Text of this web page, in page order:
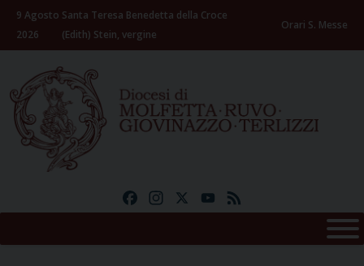
Skip
content
9 Agosto
2026
Santa Teresa Benedetta della Croce
(Edith) Stein, vergine
Orari S. Messe
FacebookInstagramYouTube